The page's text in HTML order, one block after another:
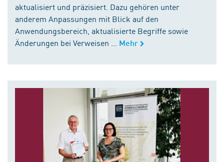
aktualisiert und präzisiert. Dazu gehören unter
anderem Anpassungen mit Blick auf den
Anwendungsbereich, aktualisierte Begriffe sowie
Änderungen bei Verweisen ...
Mehr